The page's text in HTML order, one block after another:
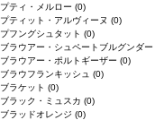
プティ・メルロー (0)
プティット・アルヴィーヌ (0)
プフングシュタット (0)
ブラウアー・シュペートブルグンダー
ブラウアー・ポルトギーザー (0)
ブラウフランキッシュ (0)
ブラケット (0)
ブラック・ミュスカ (0)
ブラッドオレンジ (0)